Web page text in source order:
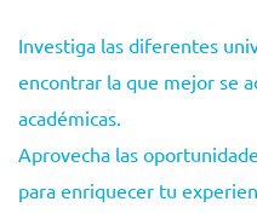
Investiga las diferentes
encontrar la que mejor se
académicas.
Aprovecha las
para enriquecer tu